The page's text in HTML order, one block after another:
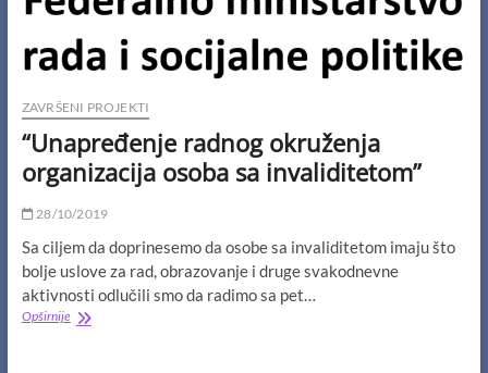
ZAVRŠENI PROJEKTI
“Unapređenje radnog okruženja
organizacija osoba sa invaliditetom”
28/10/2019
Sa ciljem da doprinesemo da osobe sa invaliditetom imaju što
bolje uslove za rad, obrazovanje i druge svakodnevne
aktivnosti odlučili smo da radimo sa pet…
Opširnije“Unapređenje